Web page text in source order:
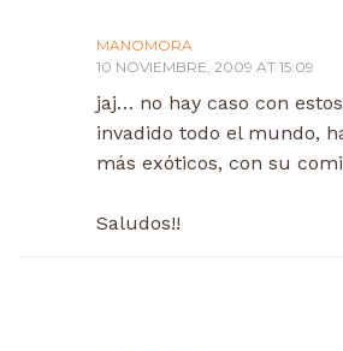
MANOMORA
10 NOVIEMBRE, 2009 AT 15:09
jaj… no hay caso con
invadido todo el mundo,
más exóticos, con su
Saludos!!